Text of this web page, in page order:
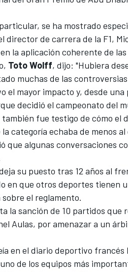
se ha mostrado
director de carrera de la F1,
la aplicación coherente de
Toto Wolff, dijo: "Hubiera
muchas de las
el mayor impacto y, desde
decidió el campeonato del
fue testigo de cómo el
la categoría echaba de menos
que algunas conversaciones
su puesto tras 12 años al
en que otros deportes tienen
el reglamento.
la sanción de 10 partidos
Aulas, por amenazar a un
en el diario deportivo
de los equipos más